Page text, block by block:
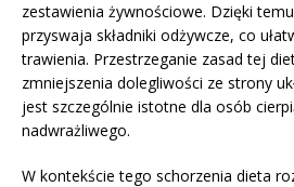
zestawienia żywnościowe. Dzięki
przyswaja składniki odżywcze, co
trawienia. Przestrzeganie zasad tej
zmniejszenia dolegliwości ze strony
jest szczególnie istotne dla osób
nadwrażliwego.
W kontekście tego schorzenia dieta